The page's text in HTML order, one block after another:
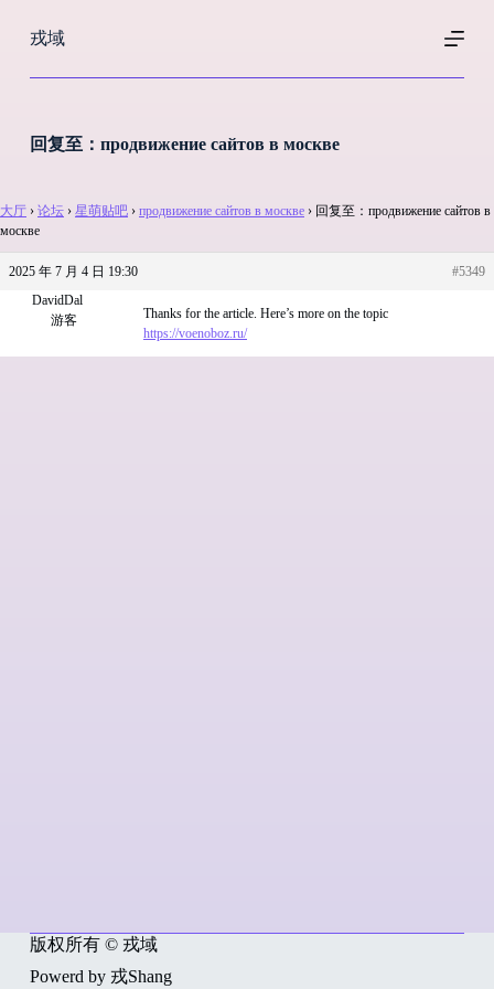
过
戎域
回复至：продвижение сайтов в москве
大厅 › 论坛 › 星萌贴吧 › продвижение сайтов в москве › 回复至：продвижение сайтов в
москве
2025 年 7 月 4 日 19:30
#5349
DavidDal
游客
Thanks for the article. Here’s more on the topic
https://voenoboz.ru/
版权所有 © 戎域
Powerd by 戎Shang